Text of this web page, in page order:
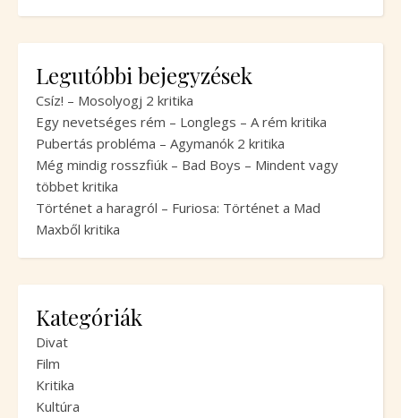
Legutóbbi bejegyzések
Csíz! – Mosolyogj 2 kritika
Egy nevetséges rém – Longlegs – A rém kritika
Pubertás probléma – Agymanók 2 kritika
Még mindig rosszfiúk – Bad Boys – Mindent vagy
többet kritika
Történet a haragról – Furiosa: Történet a Mad
Maxből kritika
Kategóriák
Divat
Film
Kritika
Kultúra